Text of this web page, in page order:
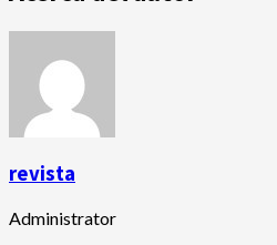
revista
Administrator